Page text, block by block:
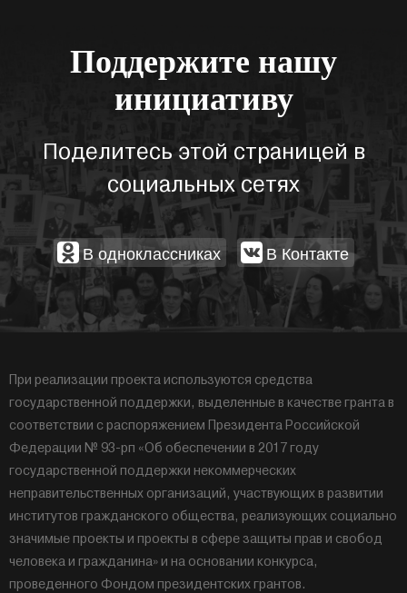
Поддержите нашу
инициативу
Поделитесь этой страницей в
социальных сетях
В одноклассниках В Контакте
При реализации проекта используются средства
государственной поддержки, выделенные в качестве гранта в
соответствии с распоряжением Президента Российской
Федерации № 93-рп «Об обеспечении в 2017 году
государственной поддержки некоммерческих
неправительственных организаций, участвующих в развитии
институтов гражданского общества, реализующих социально
значимые проекты и проекты в сфере защиты прав и свобод
человека и гражданина» и на основании конкурса,
проведенного Фондом президентских грантов.